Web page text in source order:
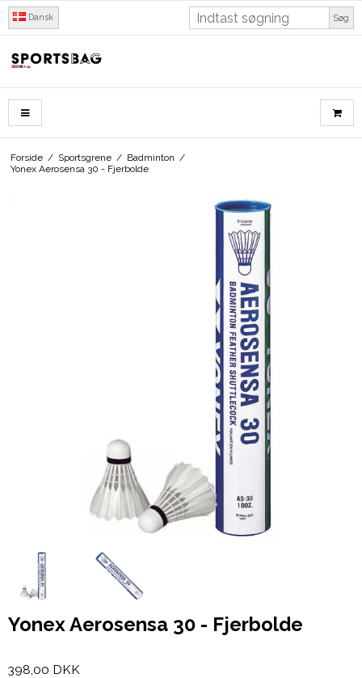
Dansk Søg
Forside / Sportsgrene / Badminton /
Yonex Aerosensa 30 - Fjerbolde
Yonex Aerosensa 30 - Fjerbolde
398,00 DKK